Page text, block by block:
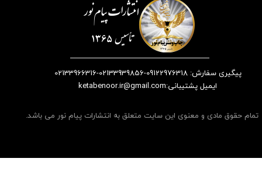
پیگیری سفارش: 09122976318-02133939856-02133966316
​​​​​​​​​​​​​​ایمیل پشتیبانی:ketabenoor.ir@gmail.com
تمام حقوق مادی و معنوی این سایت متعلق به انتشارات پیام نور می باشد.